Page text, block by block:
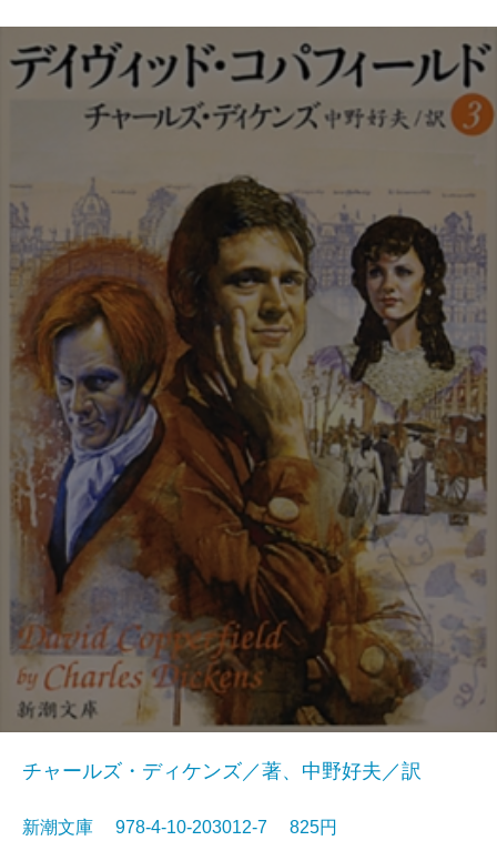
チャールズ・ディケンズ／著、中野好夫／訳
新潮文庫 978-4-10-203012-7 825円